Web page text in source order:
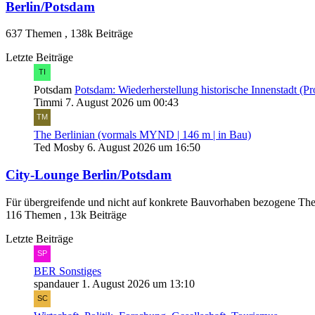
Berlin/Potsdam
637 Themen , 138k Beiträge
Letzte Beiträge
Potsdam Potsdam: Wiederherstellung historische Innenstadt
Timmi 7. August 2026 um 00:43
The Berlinian (vormals MYND | 146 m | in Bau)
Ted Mosby 6. August 2026 um 16:50
City-Lounge Berlin/Potsdam
Für übergreifende und nicht auf konkrete Bauvorhaben bezogene
116 Themen , 13k Beiträge
Letzte Beiträge
BER Sonstiges
spandauer 1. August 2026 um 13:10